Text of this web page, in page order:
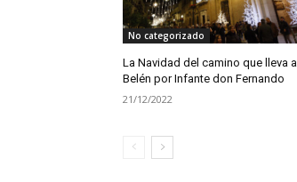
No categorizado
La Navidad del camino que lleva a
Belén por Infante don Fernando
21/12/2022